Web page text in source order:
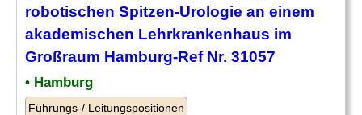
robotischen Spitzen-Urologie an einem
akademischen Lehrkrankenhaus im
Großraum Hamburg-Ref Nr. 31057
• Hamburg
Führungs-/ Leitungspositionen